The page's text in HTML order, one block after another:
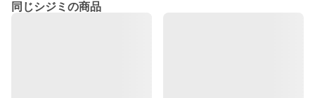
同じシジミの商品